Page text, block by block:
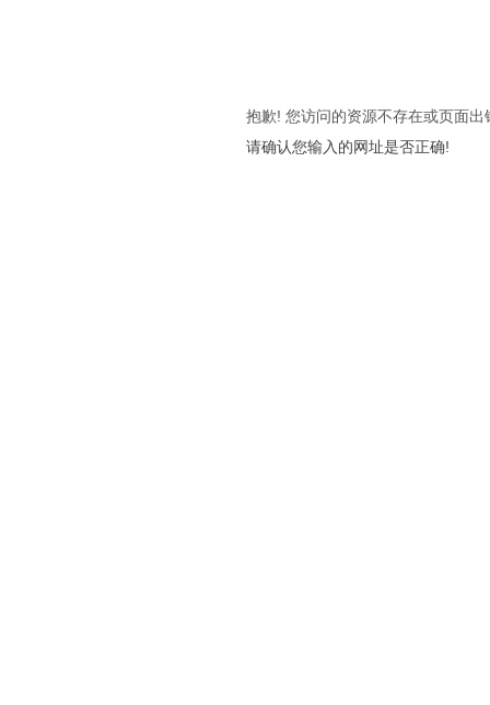
抱歉! 您访问的资源不存在或页面出
请确认您输入的网址是否正确!